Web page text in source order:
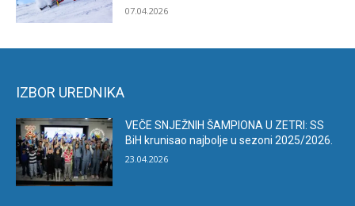
07.04.2026
IZBOR UREDNIKA
VEČE SNJEŽNIH ŠAMPIONA U ZETRI: SS
BiH krunisao najbolje u sezoni 2025/2026.
23.04.2026